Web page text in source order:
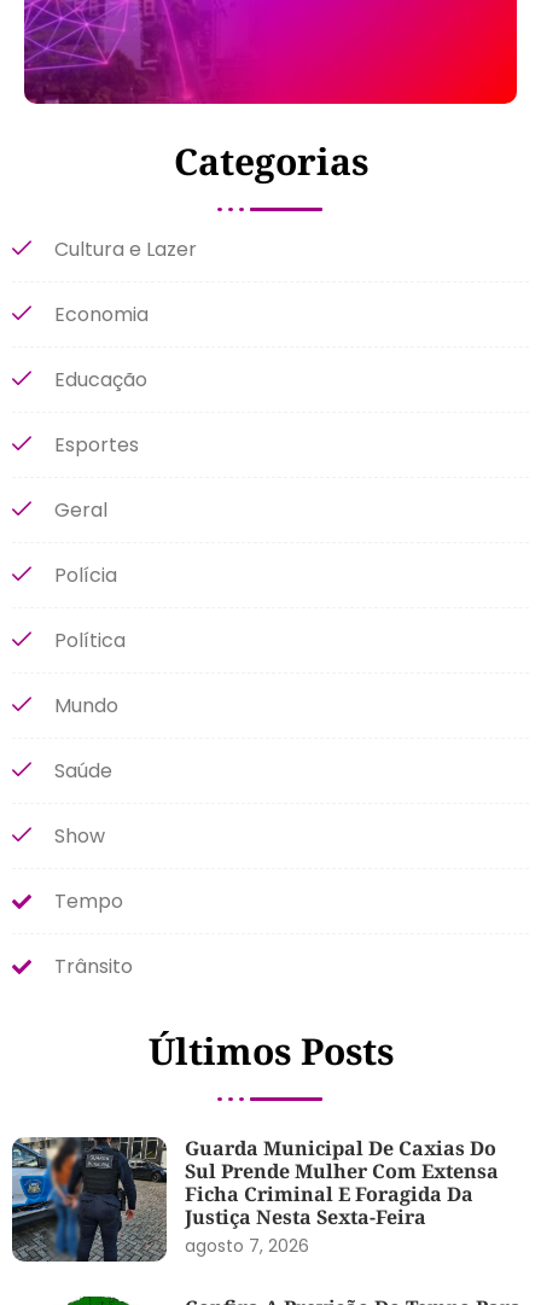
Categorias
Cultura e Lazer
Economia
Educação
Esportes
Geral
Polícia
Política
Mundo
Saúde
Show
Tempo
Trânsito
Últimos Posts
Guarda Municipal De Caxias Do
Sul Prende Mulher Com Extensa
Ficha Criminal E Foragida Da
Justiça Nesta Sexta-Feira
agosto 7, 2026